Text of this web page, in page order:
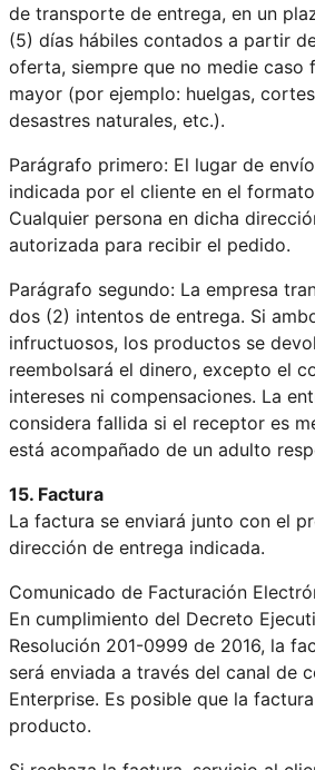
de transporte de entrega, en un
(5) días hábiles contados a partir
oferta, siempre que no medie caso
mayor (por ejemplo: huelgas,
desastres naturales, etc.).
Parágrafo primero: El lugar de
indicada por el cliente en el
Cualquier persona en dicha
autorizada para recibir el pedido.
Parágrafo segundo: La empresa
dos (2) intentos de entrega. Si
infructuosos, los productos se
reembolsará el dinero, excepto el
intereses ni compensaciones. La
considera fallida si el receptor es
está acompañado de un adulto
15. Factura
La factura se enviará junto con el
dirección de entrega indicada.
Comunicado de Facturación
En cumplimiento del Decreto
Resolución 201-0999 de 2016, la
será enviada a través del canal de
Enterprise. Es posible que la
producto.